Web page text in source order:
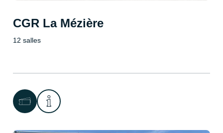
CGR La Mézière
12 salles